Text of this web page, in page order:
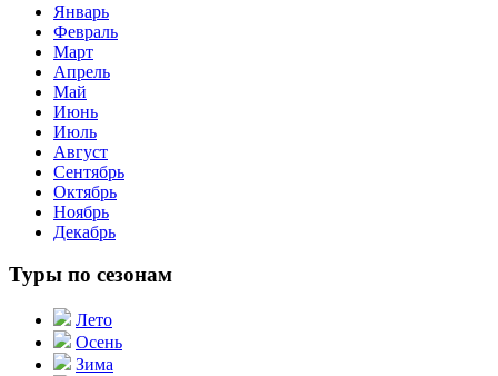
Январь
Февраль
Март
Апрель
Май
Июнь
Июль
Август
Сентябрь
Октябрь
Ноябрь
Декабрь
Туры по сезонам
Лето
Осень
Зима